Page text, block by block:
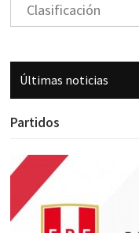
Clasificación
Últimas noticias
Partidos